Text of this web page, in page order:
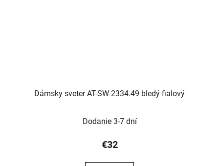
Dámsky sveter AT-SW-2334.49 bledý fialový
Dodanie 3-7 dní
€32